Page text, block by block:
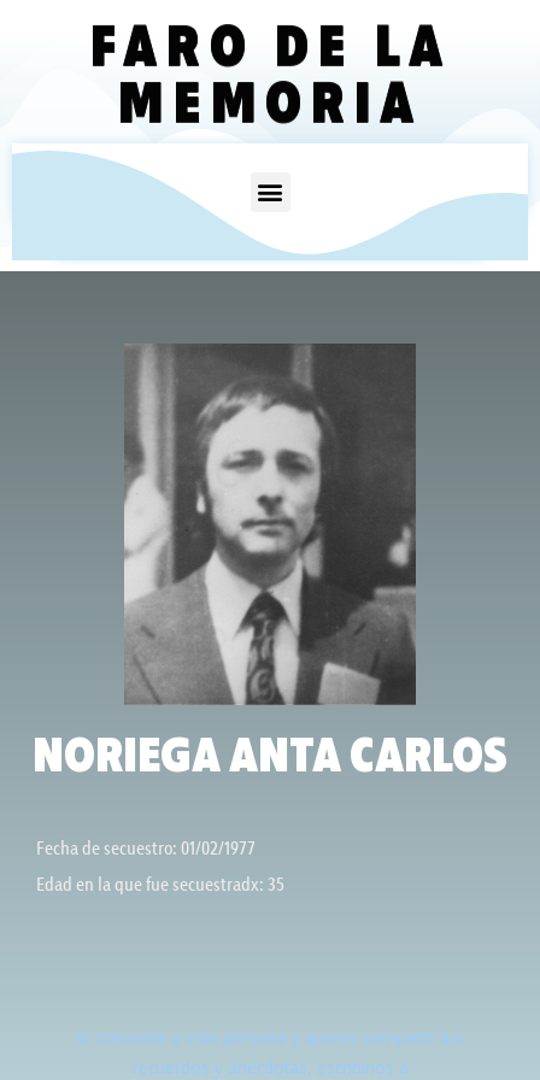
FARO DE LA
MEMORIA
NORIEGA ANTA CARLOS
Fecha de secuestro: 01/02/1977
Edad en la que fue secuestradx: 35
Si conociste a esta persona y querés compartir tus
recuerdos y anécdotas, escribinos a